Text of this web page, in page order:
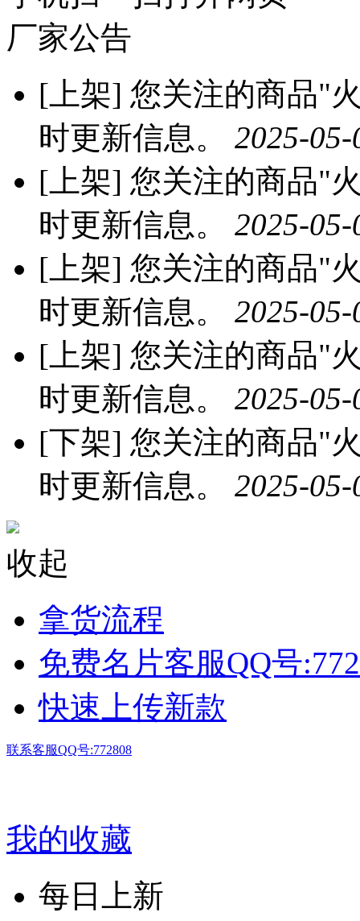
厂家公告
[上架] 您关注的商品"
时更新信息。 2025-
[上架] 您关注的商品"
时更新信息。 2025-
[上架] 您关注的商品"
时更新信息。 2025-
[上架] 您关注的商品"
时更新信息。 2025-
[下架] 您关注的商品"
时更新信息。 2025-
收起
拿货流程
免费名片客服QQ号
快速上传新款
联系客服QQ号:772808
我的收藏
每日上新